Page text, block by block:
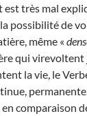
est très mal
possibilité de
même «
qui virevoltent
la vie, le
comparaison